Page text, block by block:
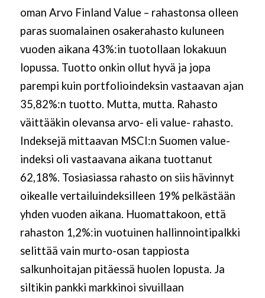
oman Arvo Finland Value – rahastonsa olleen
paras suomalainen osakerahasto kuluneen
vuoden aikana 43%:in tuotollaan lokakuun
lopussa. Tuotto onkin ollut hyvä ja jopa
parempi kuin portfolioindeksin vastaavan ajan
35,82%:n tuotto. Mutta, mutta. Rahasto
väittääkin olevansa arvo- eli value- rahasto.
Indeksejä mittaavan MSCI:n Suomen value-
indeksi oli vastaavana aikana tuottanut
62,18%. Tosiasiassa rahasto on siis hävinnyt
oikealle vertailuindeksilleen 19% pelkästään
yhden vuoden aikana. Huomattakoon, että
rahaston 1,2%:in vuotuinen hallinnointipalkki
selittää vain murto-osan tappiosta
salkunhoitajan pitäessä huolen lopusta. Ja
siltikin pankki markkinoi sivuillaan